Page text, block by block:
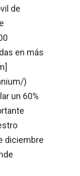
de
en más
)
un 60%
diciembre